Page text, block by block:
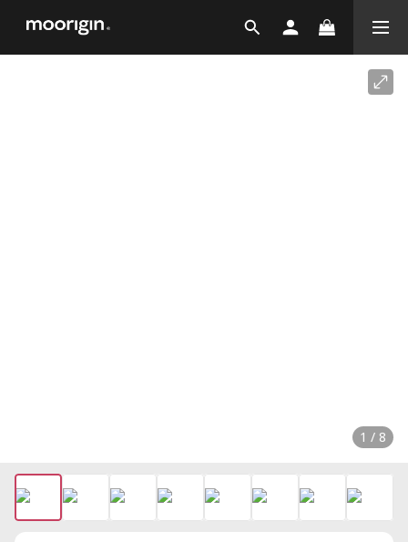
1 / 8